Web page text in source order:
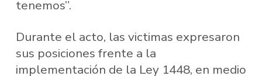
tenemos”.
Durante el acto, las victimas expresaron
sus posiciones frente a la
implementación de la Ley 1448, en medio